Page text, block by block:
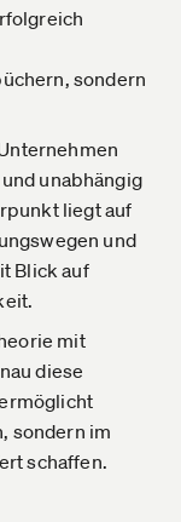
sondern
unabhängig
liegt auf
und
Blick auf
mit
diese
sondern im
schaffen.